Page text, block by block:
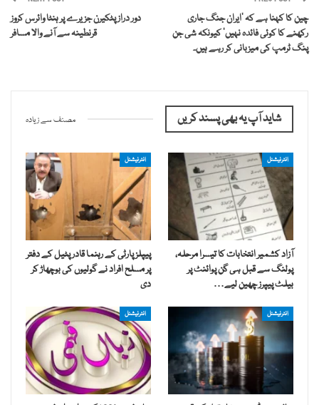
چین کا کہنا ہے کہ ‘ایران جنگ جاری
رکھنے کا کوئی فائدہ نہیں’ کیونکہ شی جن
پنگ ٹرمپ کی میزبانی کر رہے ہیں۔
دور دراز پٹکیرن جزیرے پر ہنٹا وائرس کروز
قرنطینہ سے آنے والا مسافر
شاید آپ یہ بھی پسند کریں مصنف سے زیادہ
انٹرنیشنل
آزاد کشمیر انتخابات کا تیسرا مرحلہ،
پولنگ سے قبل ہی گن پوائنٹ پر
بیلٹ پیپرز چھین لیے…
انٹرنیشنل
پیپلز پارٹی کے رہنما قادر پٹیل کے دفتر
پر مسلح افراد نے گولیوں کی بوچھاڑ کر
دی
انٹرنیشنل انٹرنیشنل